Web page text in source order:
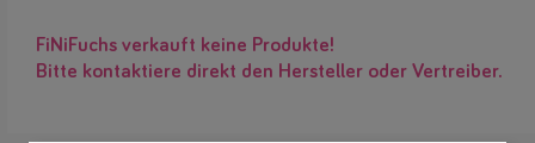
FiNiFuchs verkauft keine Produkte!
Bitte kontaktiere direkt den Hersteller oder Vertreiber.